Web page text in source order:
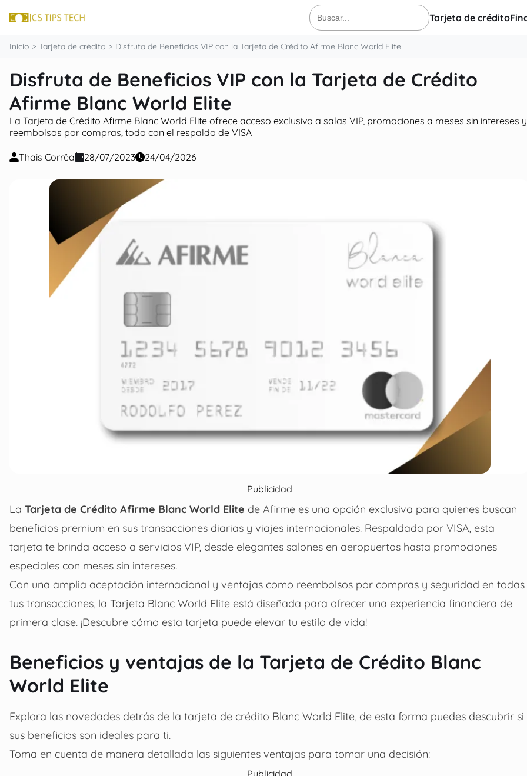
Buscar:
Tarjeta de crédito
Inicio Tarjeta de crédito Disfruta de Beneficios VIP con la Tarjeta de Crédito Afirme Blanc World Elite
Disfruta de Beneficios VIP con la Tarjeta de Crédito
Afirme Blanc World Elite
La Tarjeta de Crédito Afirme Blanc World Elite ofrece acceso exclusivo a salas VIP, promociones a meses sin intereses y
reembolsos por compras, todo con el respaldo de VISA
Thais Corrêa 28/07/2023 24/04/2026
Publicidad
La Tarjeta de Crédito Afirme Blanc World Elite de Afirme es una opción exclusiva para quienes buscan
beneficios premium en sus transacciones diarias y viajes internacionales. Respaldada por VISA, esta
tarjeta te brinda acceso a servicios VIP, desde elegantes salones en aeropuertos hasta promociones
especiales con meses sin intereses.
Con una amplia aceptación internacional y ventajas como reembolsos por compras y seguridad en todas
tus transacciones, la Tarjeta Blanc World Elite está diseñada para ofrecer una experiencia financiera de
primera clase. ¡Descubre cómo esta tarjeta puede elevar tu estilo de vida!
Beneficios y ventajas de la Tarjeta de Crédito Blanc
World Elite
Explora las novedades detrás de la tarjeta de crédito Blanc World Elite, de esta forma puedes descubrir si
sus beneficios son ideales para ti.
Toma en cuenta de manera detallada las siguientes ventajas para tomar una decisión:
Publicidad